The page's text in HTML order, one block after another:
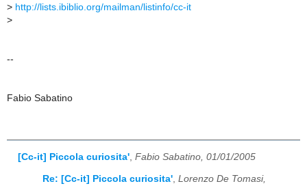
> http://lists.ibiblio.org/mailman/listinfo/cc-it
>
--
Fabio Sabatino
[Cc-it] Piccola curiosita' Fabio Sabatino, 01/01/2005
Re: [Cc-it] Piccola curiosita', Lorenzo De Tomasi,